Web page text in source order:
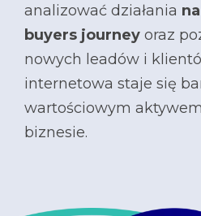
analizować działania
buyers journey oraz
nowych leadów i
internetowa staje się
wartościowym
biznesie.